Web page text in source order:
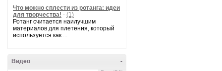
Что можно сплести из ротанга: идеи
для творчества! - (1)
Ротанг считается наилучшим
материалов для плетения, который
используется как ...
-
Видео